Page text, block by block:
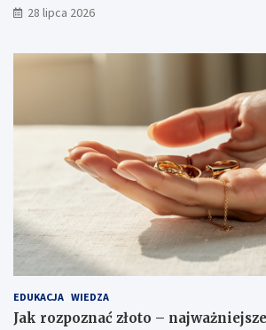
28 lipca 2026
EDUKACJA WIEDZA
Jak rozpoznać złoto –